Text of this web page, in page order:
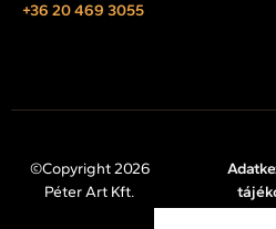
+36 20 469 3055
©Copyright 2026
Péter Art Kft.